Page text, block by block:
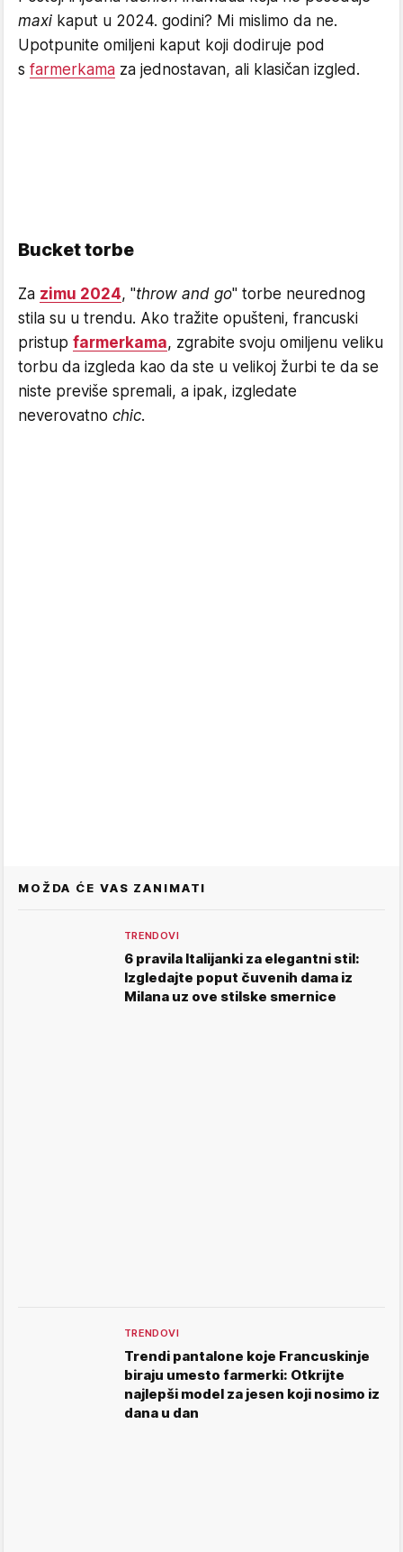
maxi kaput u 2024. godini? Mi mislimo da ne.
Upotpunite omiljeni kaput koji dodiruje pod
s farmerkama za jednostavan, ali klasičan izgled.
Bucket torbe
Za zimu 2024, "throw and go" torbe neurednog
stila su u trendu. Ako tražite opušteni, francuski
pristup farmerkama, zgrabite svoju omiljenu veliku
torbu da izgleda kao da ste u velikoj žurbi te da se
niste previše spremali, a ipak, izgledate
neverovatno chic.
MOŽDA ĆE VAS ZANIMATI
TRENDOVI
6 pravila Italijanki za elegantni stil:
Izgledajte poput čuvenih dama iz
Milana uz ove stilske smernice
TRENDOVI
Trendi pantalone koje Francuskinje
biraju umesto farmerki: Otkrijte
najlepši model za jesen koji nosimo iz
dana u dan